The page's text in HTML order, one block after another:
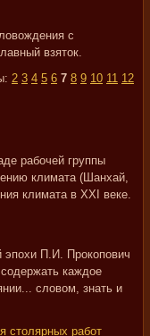
с
взяток.
2 3 4 5 6 7 8 9 10 11 12
рабочей группы
климата (Шанхай,
климата в XXI веке.
П.И. Прокопович
каждое
словом, знать и
столярных работ